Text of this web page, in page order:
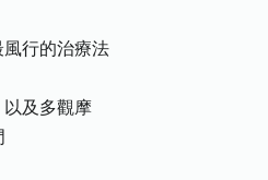
行的治療法
及多觀摩